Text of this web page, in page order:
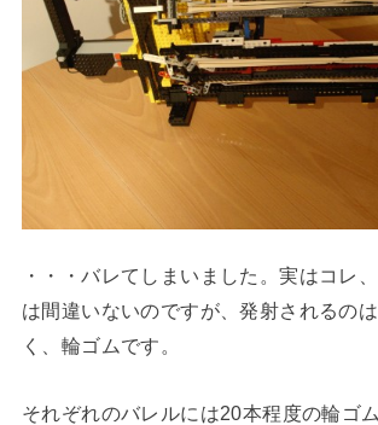
・・・バレてしまいました。実はコレ
は間違いないのですが、発射されるの
く、輪ゴムです。
それぞれのバレルには20本程度の輪ゴ